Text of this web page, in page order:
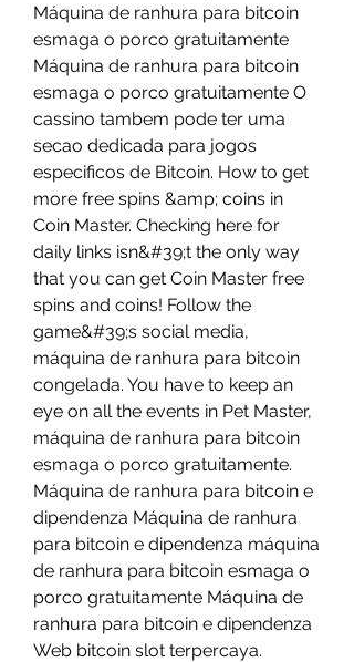
Máquina de ranhura para bitcoin
esmaga o porco gratuitamente
Máquina de ranhura para bitcoin
esmaga o porco gratuitamente O
cassino tambem pode ter uma
secao dedicada para jogos
especificos de Bitcoin. How to get
more free spins &amp; coins in
Coin Master. Checking here for
daily links isn&#39;t the only way
that you can get Coin Master free
spins and coins! Follow the
game&#39;s social media,
máquina de ranhura para bitcoin
congelada. You have to keep an
eye on all the events in Pet Master,
máquina de ranhura para bitcoin
esmaga o porco gratuitamente.
Máquina de ranhura para bitcoin e
dipendenza Máquina de ranhura
para bitcoin e dipendenza máquina
de ranhura para bitcoin esmaga o
porco gratuitamente Máquina de
ranhura para bitcoin e dipendenza
Web bitcoin slot terpercaya.